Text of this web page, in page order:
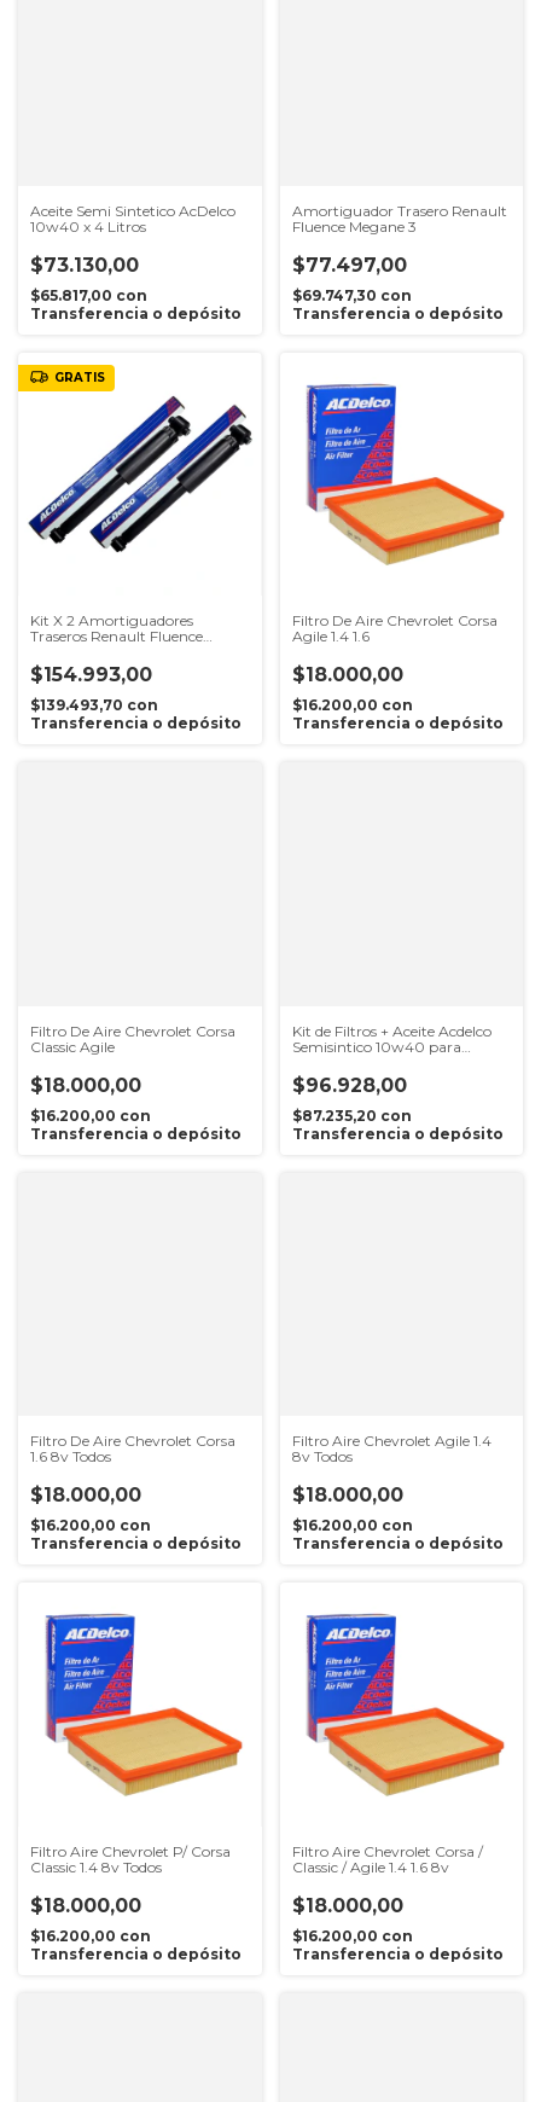
Aceite Semi Sintetico AcDelco
10w40 x 4 Litros
$73.130,00
$65.817,00 con
Transferencia o depósito
Amortiguador Trasero Renault
Fluence Megane 3
$77.497,00
$69.747,30 con
Transferencia o depósito
GRATIS
Kit X 2 Amortiguadores
Traseros Renault Fluence
$154.993,00
$139.493,70 con
Transferencia o depósito
Filtro De Aire Chevrolet Corsa
Agile 1.4 1.6
$18.000,00
$16.200,00 con
Transferencia o depósito
Filtro De Aire Chevrolet Corsa
Classic Agile
$18.000,00
$16.200,00 con
Transferencia o depósito
Kit de Filtros + Aceite Acdelco
Semisintico 10w40 para
$96.928,00
$87.235,20 con
Transferencia o depósito
Filtro De Aire Chevrolet Corsa
1.6 8v Todos
$18.000,00
$16.200,00 con
Transferencia o depósito
Filtro Aire Chevrolet Agile 1.4
8v Todos
$18.000,00
$16.200,00 con
Transferencia o depósito
Filtro Aire Chevrolet P/ Corsa
Classic 1.4 8v Todos
$18.000,00
$16.200,00 con
Transferencia o depósito
Filtro Aire Chevrolet Corsa /
Classic / Agile 1.4 1.6 8v
$18.000,00
$16.200,00 con
Transferencia o depósito